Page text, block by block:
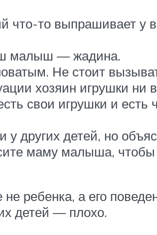
что-то выпрашивает у
малыш — жадина.
Не стоит
хозяин игрушки ни
свои игрушки и есть
других детей, но
маму малыша,
ребенка, а его
детей — плохо.